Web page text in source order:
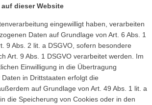
dieser Website
eingewilligt haben, verarbeiten
Daten auf Grundlage von Art. 6 Abs. 1
9 Abs. 2 lit. a DSGVO, sofern besondere
Art. 9 Abs. 1 DSGVO verarbeitet werden. Im
Einwilligung in die Übertragung
in Drittstaaten erfolgt die
auf Grundlage von Art. 49 Abs. 1 lit. a
die Speicherung von Cookies oder in den